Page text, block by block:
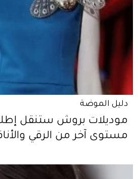
دليل الموضة
موديلات بروش ستنقل
مستوى آخر من الرقي